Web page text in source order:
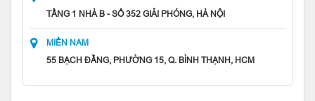
TẦNG 1 NHÀ B - SỐ 352 GIẢI PHÓNG, HÀ NỘI
MIỀN NAM
55 BẠCH ĐẰNG, PHƯỜNG 15, Q. BÌNH THẠNH, HCM